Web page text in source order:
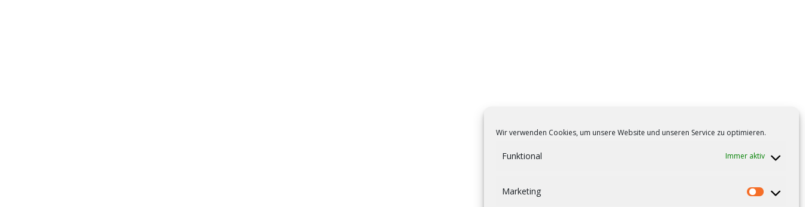
Wir verwenden Cookies, um unsere Website und unseren Service zu optimieren.
Funktional Immer aktiv
Marketing